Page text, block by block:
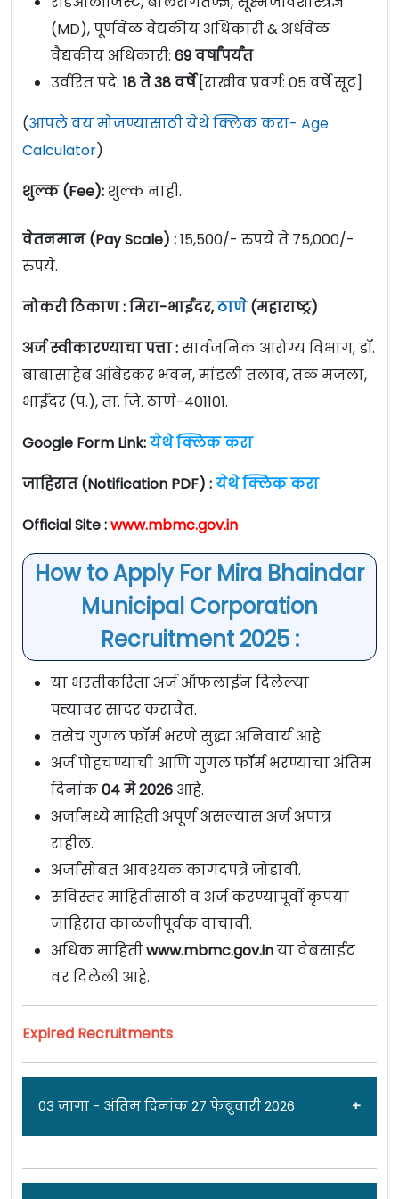
(MD), पूर्णवेळ वैद्यकीय अधिकारी & अर्धवेळ
वैद्यकीय अधिकारी: 69 वर्षांपर्यंत
उर्वरित पदे: 18 ते 38 वर्षे[राखीव प्रवर्ग: 05 वर्षे सूट]
(आपले वय मोजण्यासाठी येथे क्लिक करा- Age
Calculator)
शुल्क (Fee): शुल्क नाही.
वेतनमान (Pay Scale) :15,500/- रुपये ते 75,000/-
रुपये.
नोकरी ठिकाण : मिरा-भाईंदर,ठाणे(महाराष्ट्र)
अर्ज स्वीकारण्याचा पत्ता :सार्वजनिक आरोग्य विभाग, डॉ.
बाबासाहेब आंबेडकर भवन, मांडली तलाव, तळ मजला,
भाईंदर (प.), ता. जि. ठाणे-401101.
Google Form Link:येथे क्लिक करा
जाहिरात (Notification PDF) :येथे क्लिक करा
Official Site :www.mbmc.gov.in
How to Apply For Mira Bhaindar
Municipal Corporation
Recruitment 2025 :
या भरतीकरिता अर्ज ऑफलाईन दिलेल्या
पत्त्यावर सादर करावेत.
तसेच गुगल फॉर्म भरणे सुद्धा अनिवार्य आहे.
अर्ज पोहचण्याची आणि गुगल फॉर्म भरण्याचा अंतिम
दिनांक04 मे 2026 आहे.
अर्जामध्ये माहिती अपूर्ण असल्यास अर्ज अपात्र
राहील.
अर्जासोबत आवश्यक कागदपत्रे जोडावी.
सविस्तर माहितीसाठी व अर्ज करण्यापूर्वी कृपया
जाहिरात काळजीपूर्वक वाचावी.
अधिक माहितीwww.mbmc.gov.inया वेबसाईट
वर दिलेली आहे.
Expired Recruitments
03 जागा - अंतिम दिनांक 27 फेब्रुवारी 2026